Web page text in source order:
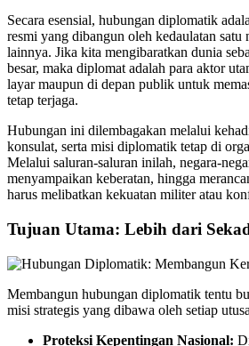
Secara esensial, hubungan diplomatik
resmi yang dibangun oleh kedaulatan satu
lainnya. Jika kita mengibaratkan dunia
besar, maka diplomat adalah para aktor
layar maupun di depan publik untuk
tetap terjaga.
Hubungan ini dilembagakan melalui
konsulat, serta misi diplomatik tetap di
Melalui saluran-saluran inilah, negara-
menyampaikan keberatan, hingga
harus melibatkan kekuatan militer atau
Tujuan Utama: Lebih dari
Membangun hubungan diplomatik tentu
misi strategis yang dibawa oleh setiap
Proteksi Kepentingan Nasional: